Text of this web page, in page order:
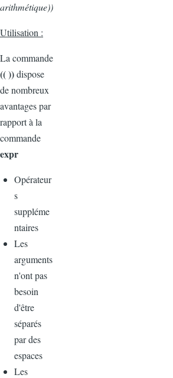
arithmétique))
Utilisation :
La commande
(( ))dispose
de nombreux
avantages par
rapport à la
commande
expr
Opérateur
s
suppléme
ntaires
Les
arguments
n'ont pas
besoin
d'être
séparés
par des
espaces
Les